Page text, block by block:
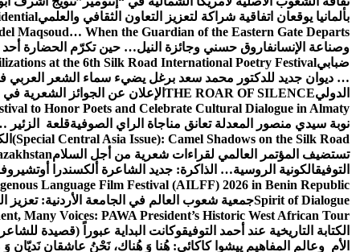
بألمانيا يوقعان اتفاقية شراكة لتعزيز التعاون الثقافي والعلمي
Maqsoud… When the Guardian of the Eastern Gate Departs
وصناعة الإنسانفاروق حسني وجائزة النيل… حين تكرّم الحضارة أحد
ضبابيat the 6th Silk Road International Poetry Festival
… ديوان جديد للدكتور محمد سعد برغل يضيء سماء الشعر العربي
الدوليTHE ROAR OF SILENCE الإعلان عن الجوائز الشعرية
to Honor Poets and Celebrate Cultural Dialogue in Almaty
نوبة سيدي منصور المعدلة تعانق مناجاة الراي الصوفيةقلعة الزئير
(Special Central Asia Issue): Camel Shadows on the Silk Road
تستضيف المؤتمر العالمي لقراءات شعرية من أجل السلام
التوفيقالكونية الروسية… الذاكرة: جديد الشاعرة ألكسندرا
Language Film Festival (AILFF) 2026 in Benin Republic.
Spirit of Dialogueجمعية شعوب العالم في الجامعة الأردنية: تعزيز
Many Voices: PAWA President’s Historic West African Tour
الكتابة التاريخية عند أحمد التوفيقوكانت البداية عبوراً (قصيدة
الأم وعالم المفاهيم پیشوا کاکائي: هُنا وَ هُناك، نَحْنُ عاشقان نَديّان